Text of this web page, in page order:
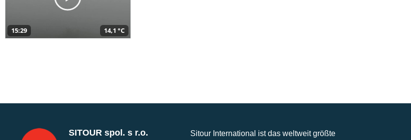
15:29 14,1 °C
SITOUR spol. s r.o.
Sitour International ist das weltweit größte